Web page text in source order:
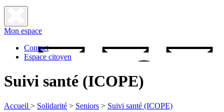
Fermer
la
Mon espace
Contact
Espace citoyen
Suivi santé (ICOPE)
Accueil > Solidarité > Seniors > Suivi santé (ICOPE)